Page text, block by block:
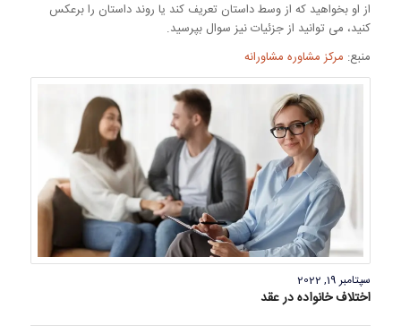
از او بخواهید که از وسط داستان تعریف کند یا روند داستان را برعکس
کنید، می توانید از جزئیات نیز سوال بپرسید.
منبع: مرکز مشاوره مشاورانه
سپتامبر 19, 2022
اختلاف خانواده‌ در عقد